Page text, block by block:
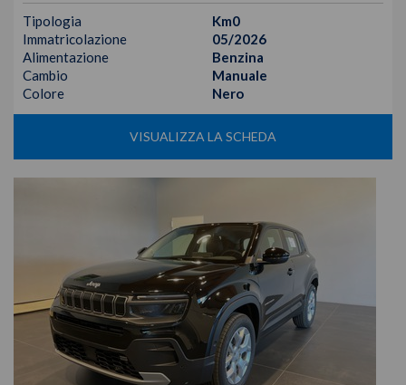
Tipologia
Km0
Immatricolazione
05/2026
Alimentazione
Benzina
Cambio
Manuale
Colore
Nero
VISUALIZZA LA SCHEDA